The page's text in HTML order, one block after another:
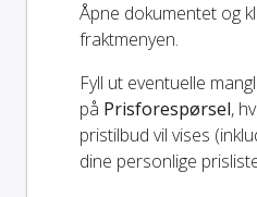
Åpne dokumentet og
fraktmenyen.
Fyll ut eventuelle
på Prisforespørsel,
pristilbud vil vises
dine personlige